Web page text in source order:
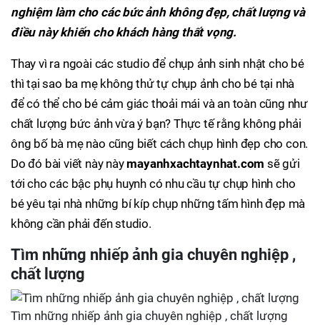
nghiệm làm cho các bức ảnh không đẹp, chất lượng và
điều này khiến cho khách hàng thất vọng.
Thay vì ra ngoài các studio để chụp ảnh sinh nhật cho bé
thì tại sao ba mẹ không thử tự chụp ảnh cho bé tại nhà
để có thể cho bé cảm giác thoải mái và an toàn cũng như
chất lượng bức ảnh vừa ý bạn? Thực tế rằng không phải
ông bố bà mẹ nào cũng biết cách chụp hình đẹp cho con.
Do đó bài viết này này mayanhxachtaynhat.com sẽ gửi
tới cho các bậc phụ huynh có nhu cầu tự chụp hình cho
bé yêu tại nhà những bí kíp chụp những tấm hình đẹp mà
không cần phải đến studio.
Tìm những nhiếp ảnh gia chuyên nghiệp ,
chất lượng
Tìm những nhiếp ảnh gia chuyên nghiệp , chất lượng